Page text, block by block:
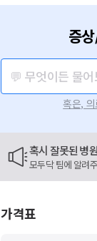
증
💬 무엇이든 물
혹은,
혹시 잘못된 병
모두닥 팀에 알려
가격표